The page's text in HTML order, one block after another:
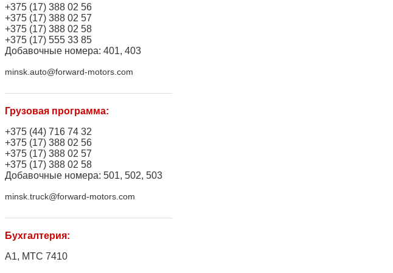
+375 (17) 388 02 56
+375 (17) 388 02 57
+375 (17) 388 02 58
+375 (17) 555 33 85
Добавочные номера: 401, 403
minsk.auto@forward-motors.com
Грузовая программа:
+375 (44) 716 74 32
+375 (17) 388 02 56
+375 (17) 388 02 57
+375 (17) 388 02 58
Добавочные номера: 501, 502, 503
minsk.truck@forward-motors.com
Бухгалтерия:
A1, МТС 7410